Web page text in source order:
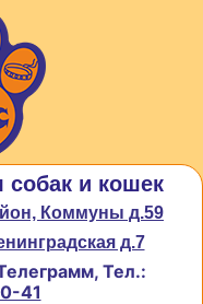
собак и кошек
Коммуны д.59
д.7
Тел.:
41